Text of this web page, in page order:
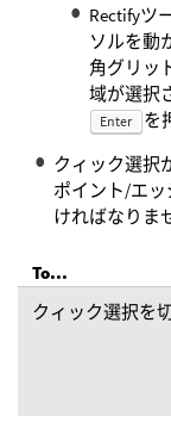
Rectifyツ
ソルを動
角グリッ
域が選択
Enter
を
クィック選択
ポイント/エ
ければなりま
To...
クィック選択を